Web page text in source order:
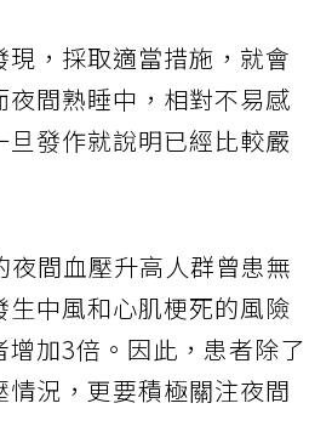
現，採取適當措施，就會
夜間熟睡中，相對不易感
旦發作就說明已經比較嚴
夜間血壓升高人群曾患無
中風和心肌梗死的風險
加3倍。因此，患者除了
況，更要積極關注夜間